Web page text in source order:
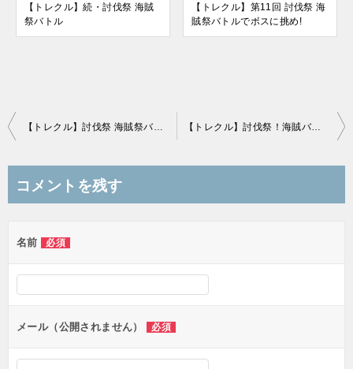
【トレクル】続・討伐祭 海賊
祭バトル
【トレクル】第11回 討伐祭 海
賊祭バトルでボスに挑め!
投
ビ
ー
シ
ョ
ン
【トレクル】討伐祭 海賊祭バトルでボスに挑め！2026年4月 【トレクル】討伐祭！海賊バトルでボスに挑め！！
コメントを残す
名前 必須
メール（公開されません） 必須